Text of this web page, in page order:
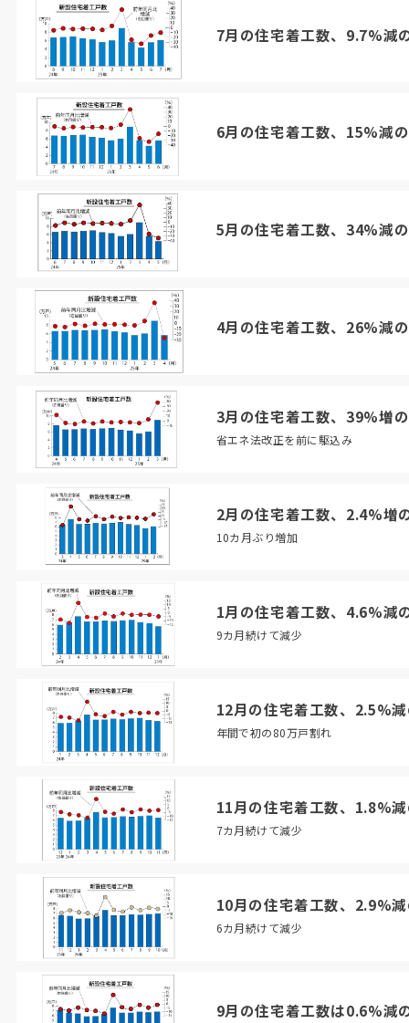
7月の住宅着工数、9.7%減
6月の住宅着工数、15%減
5月の住宅着工数、34%減
4月の住宅着工数、26%減
3月の住宅着工数、39%増
省エネ法改正を前に駆込み
2月の住宅着工数、2.4%増
10カ月ぶり増加
1月の住宅着工数、4.6%減
9カ月続けて減少
12月の住宅着工数、2.5%
年間で初の80万戸割れ
11月の住宅着工数、1.8%
7カ月続けて減少
10月の住宅着工数、2.9%
6カ月続けて減少
9月の住宅着工数は0.6%減